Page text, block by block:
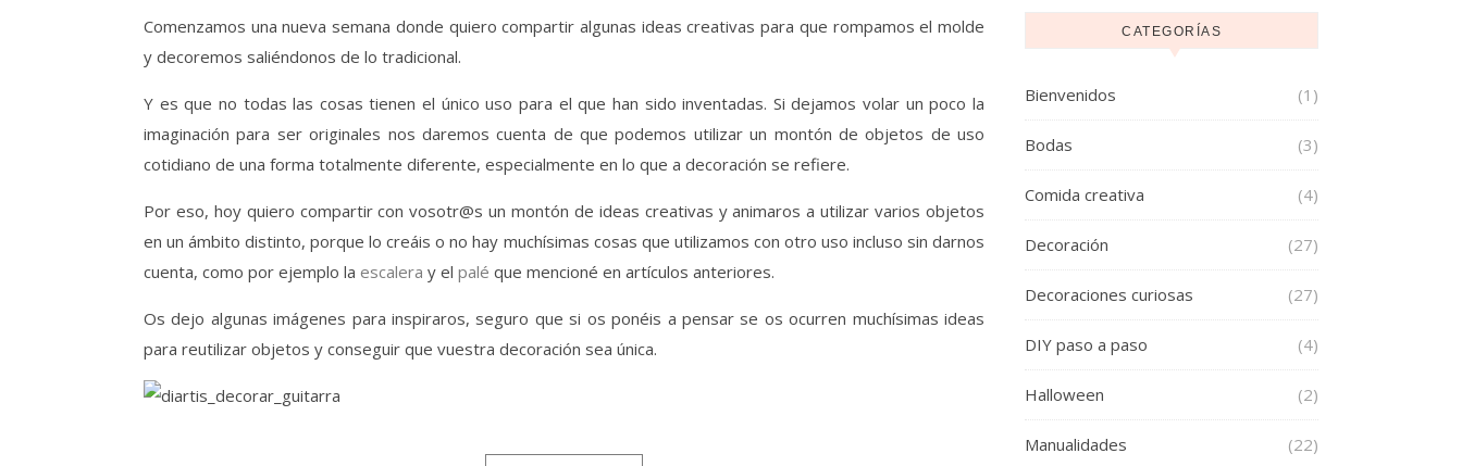
Comenzamos una nueva semana donde quiero compartir algunas ideas creativas para que rompamos el molde
y decoremos saliéndonos de lo tradicional.
Y es que no todas las cosas tienen el único uso para el que han sido inventadas. Si dejamos volar un poco la
imaginación para ser originales nos daremos cuenta de que podemos utilizar un montón de objetos de uso
cotidiano de una forma totalmente diferente, especialmente en lo que a decoración se refiere.
Por eso, hoy quiero compartir con vosotr@s un montón de ideas creativas y animaros a utilizar varios objetos
en un ámbito distinto, porque lo creáis o no hay muchísimas cosas que utilizamos con otro uso incluso sin darnos
cuenta, como por ejemplo la escalera y el palé que mencioné en artículos anteriores.
Os dejo algunas imágenes para inspiraros, seguro que si os ponéis a pensar se os ocurren muchísimas ideas
para reutilizar objetos y conseguir que vuestra decoración sea única.
CATEGORÍAS
Bienvenidos (1)
Bodas (3)
Comida creativa (4)
Decoración (27)
Decoraciones curiosas (27)
DIY paso a paso (4)
Halloween (2)
Manualidades (22)